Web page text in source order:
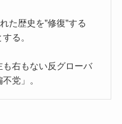
た歴史を”修復”する
る。
右もない反グローバ
党」。